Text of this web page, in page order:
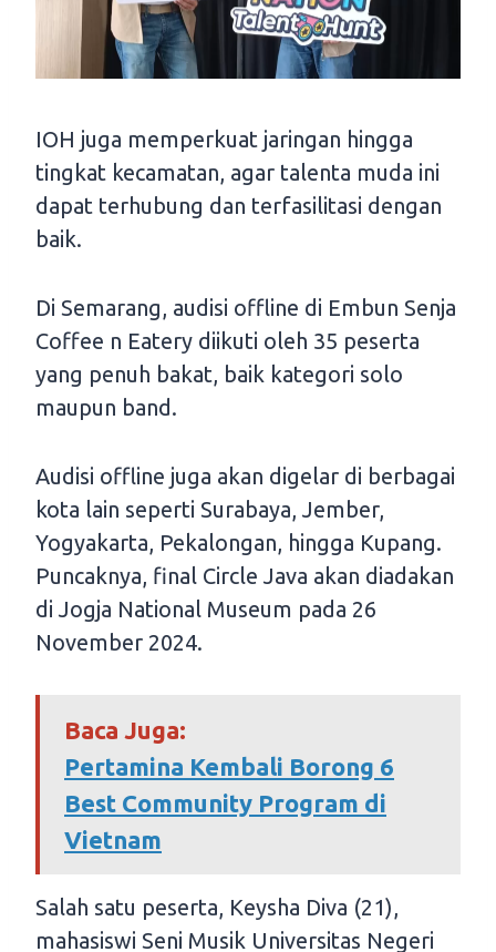
IOH juga memperkuat jaringan hingga
tingkat kecamatan, agar talenta muda ini
dapat terhubung dan terfasilitasi dengan
baik.
Di Semarang, audisi offline di Embun Senja
Coffee n Eatery diikuti oleh 35 peserta
yang penuh bakat, baik kategori solo
maupun band.
Audisi offline juga akan digelar di berbagai
kota lain seperti Surabaya, Jember,
Yogyakarta, Pekalongan, hingga Kupang.
Puncaknya, final Circle Java akan diadakan
di Jogja National Museum pada 26
November 2024.
Baca Juga:
Pertamina Kembali Borong 6
Best Community Program di
Vietnam
Salah satu peserta, Keysha Diva (21),
mahasiswi Seni Musik Universitas Negeri